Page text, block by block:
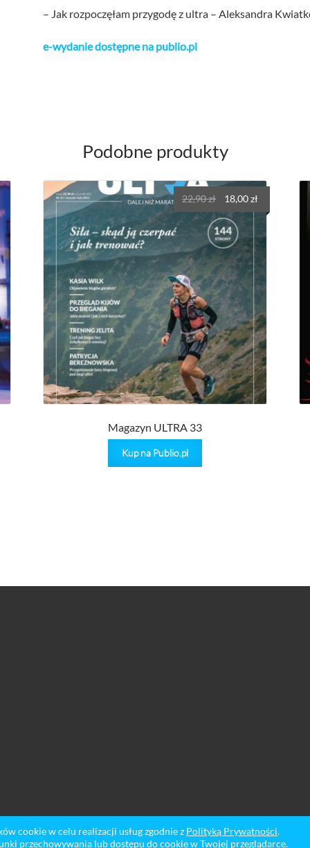
– Jak rozpoczęłam przygodę z ultra – Aleksandra
e-wydanie dostępne na publio.pl
Podobne produkty
Magazyn ULTRA 33
22,90zł
Pierwotna
cena
wynosiła:
22,90 zł.
18,00złAktualna
cena
Kup na Publio.pl
cookie w celu realizacji usług zgodnie z Polityką Prywatności.
przechowywania lub dostępu do cookie w Twojej przeglądarce.